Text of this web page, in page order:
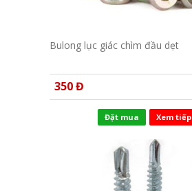
Bulong lục giác chìm đầu dẹt
350 Đ
Đặt mua Xem tiếp